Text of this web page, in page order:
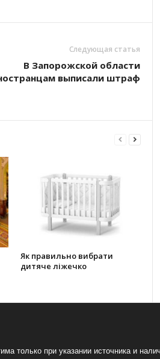
Следующая статья
В Запорожской области
выписали штраф
Як правильно вибрати
дитяче ліжечко
только при указании источника и